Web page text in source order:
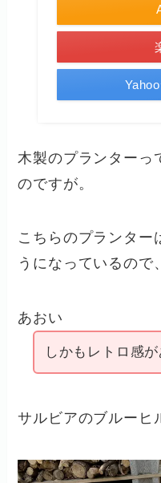
木製のプランターっ
のですが。
こちらのプランター
うになっているので
あおい
しかもレトロ感
サルビアのブルーヒ